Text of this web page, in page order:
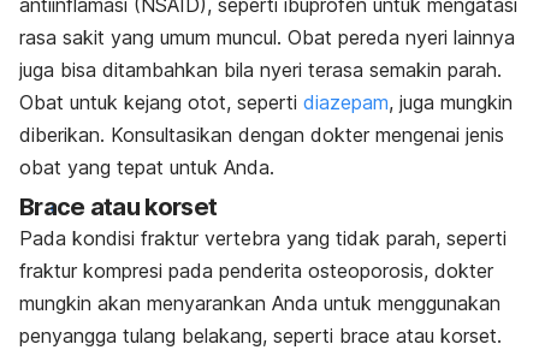
antiinflamasi (NSAID), seperti ibuprofen untuk mengatasi
rasa sakit yang umum muncul. Obat pereda nyeri lainnya
juga bisa ditambahkan bila nyeri terasa semakin parah.
Obat untuk kejang otot, seperti diazepam, juga mungkin
diberikan. Konsultasikan dengan dokter mengenai jenis
obat yang tepat untuk Anda.
Brace atau korset
Pada kondisi fraktur vertebra yang tidak parah, seperti
fraktur kompresi pada penderita osteoporosis, dokter
mungkin akan menyarankan Anda untuk menggunakan
penyangga tulang belakang, seperti brace atau korset.